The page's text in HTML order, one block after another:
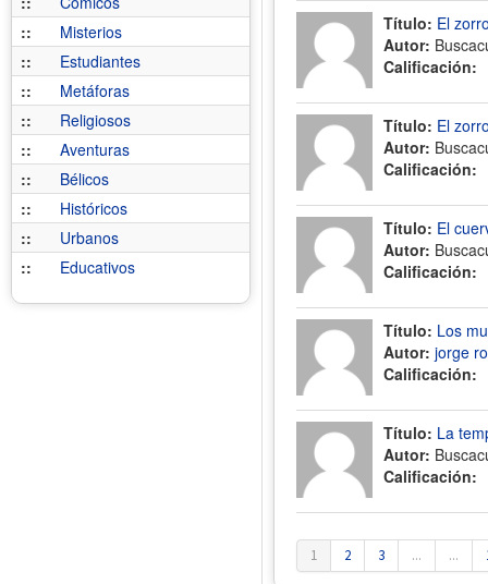
::
Misterios
::
Estudiantes
::
Metáforas
::
Religiosos
::
Aventuras
::
Bélicos
::
Históricos
::
Urbanos
::
Educativos
Título: El
Autor:
Calificación:
Título: El
Autor:
Calificación:
Título: El
Autor:
Calificación:
Título: Los
Autor: jorge
Calificación:
Título: La
Autor:
Calificación:
1 2 3 ... ...